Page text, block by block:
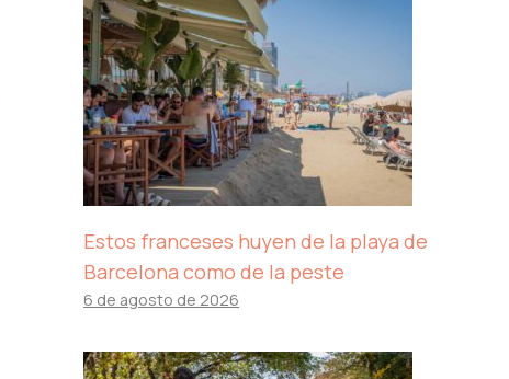
Estos franceses huyen de la playa de
Barcelona como de la peste
6 de agosto de 2026